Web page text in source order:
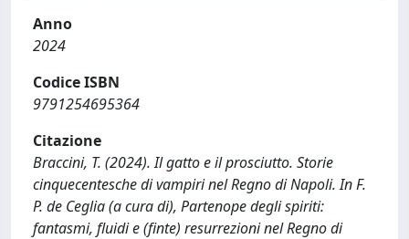
Anno
2024
Codice ISBN
9791254695364
Citazione
Braccini, T. (2024). Il gatto e il prosciutto. Storie
cinquecentesche di vampiri nel Regno di Napoli. In F.
P. de Ceglia (a cura di), Partenope degli spiriti:
fantasmi, fluidi e (finte) resurrezioni nel Regno di